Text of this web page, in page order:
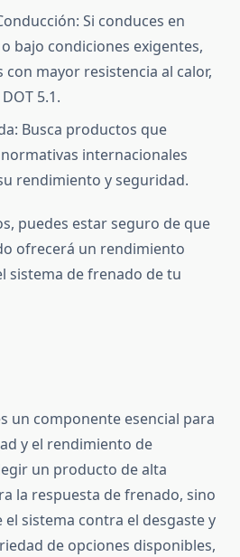
Si conduces en
bajo condiciones exigentes,
mayor resistencia al calor,
5.1.
Busca productos que
internacionales
rendimiento y seguridad.
puedes estar seguro de que
ofrecerá un rendimiento
sistema de frenado de tu
un componente esencial para
y el rendimiento de
un producto de alta
la respuesta de frenado, sino
sistema contra el desgaste y
de opciones disponibles,